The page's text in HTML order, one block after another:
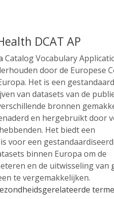
DCAT AP
Catalog Vocabulary
door de Europese
Het is een
van datasets van de
bronnen
en hergebruikt door
Het biedt een
voor een
binnen Europa om de
en de uitwisseling van
te vergemakkelijken.